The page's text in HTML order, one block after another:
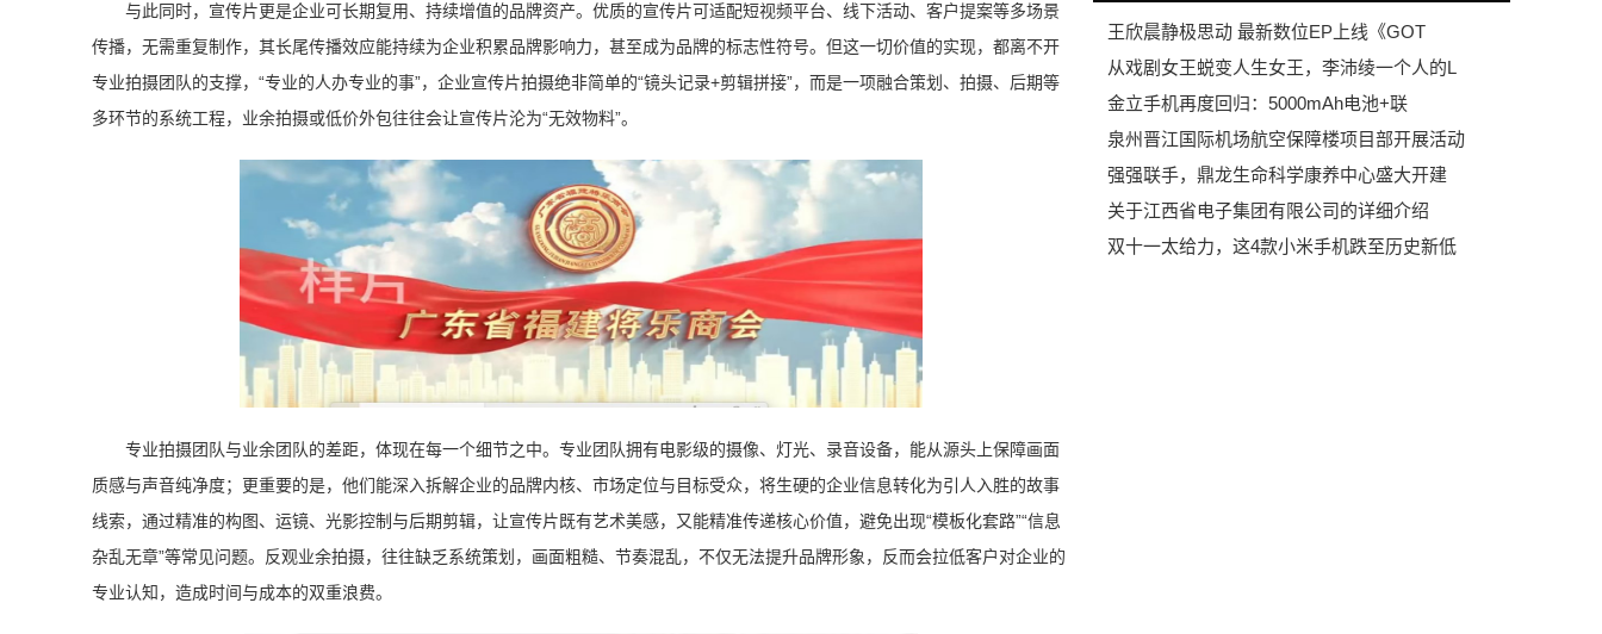
与此同时，宣传片更是企业可长期复用、持续增值的品牌资产。优质的宣传片可适配短视频平台、线下活动、客户提案等多场景
传播，无需重复制作，其长尾传播效应能持续为企业积累品牌影响力，甚至成为品牌的标志性符号。但这一切价值的实现，都离不开
专业拍摄团队的支撑，“专业的人办专业的事”，企业宣传片拍摄绝非简单的“镜头记录+剪辑拼接”，而是一项融合策划、拍摄、后期等
多环节的系统工程，业余拍摄或低价外包往往会让宣传片沦为“无效物料”。
专业拍摄团队与业余团队的差距，体现在每一个细节之中。专业团队拥有电影级的摄像、灯光、录音设备，能从源头上保障画面
质感与声音纯净度；更重要的是，他们能深入拆解企业的品牌内核、市场定位与目标受众，将生硬的企业信息转化为引人入胜的故事
线索，通过精准的构图、运镜、光影控制与后期剪辑，让宣传片既有艺术美感，又能精准传递核心价值，避免出现“模板化套路”“信息
杂乱无章”等常见问题。反观业余拍摄，往往缺乏系统策划，画面粗糙、节奏混乱，不仅无法提升品牌形象，反而会拉低客户对企业的
专业认知，造成时间与成本的双重浪费。
王欣晨静极思动 最新数位EP上线《GOT
从戏剧女王蜕变人生女王，李沛绫一个人的L
金立手机再度回归：5000mAh电池+联
泉州晋江国际机场航空保障楼项目部开展活动
强强联手，鼎龙生命科学康养中心盛大开建
关于江西省电子集团有限公司的详细介绍
双十一太给力，这4款小米手机跌至历史新低